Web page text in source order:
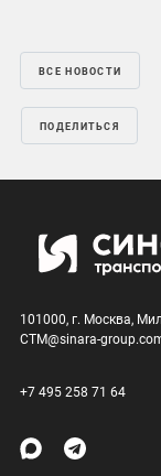
ВСЕ НОВОСТИ
ПОДЕЛИТЬСЯ
101000, г. Москва,
CTM@sinara-
+7 495 258 71 64